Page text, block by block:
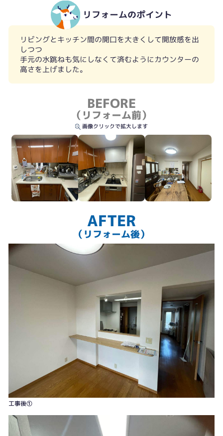
リフォームのポイント
リビングとキッチン間の開口を大きくして開放感を出
しつつ
手元の水跳ねも気にしなくて済むようにカウンターの
高さを上げました。
BEFORE
（リフォーム前）
画像クリックで拡大します
工事前③
AFTER
（リフォーム後）
工事後①